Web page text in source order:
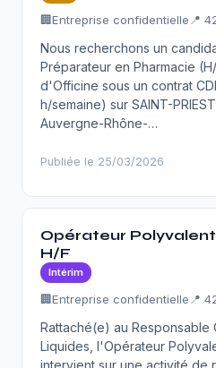
🏢Entreprise confidentielle 📍
Nous recherchons un
Préparateur en Pharmacie
d'Officine sous un contrat
h/semaine) sur SAINT-
Auvergne-Rhône-…
Publiée le 25/03/2026
Opérateur
H/F
Intérim
🏢Entreprise confidentielle 📍
Rattaché(e) au Responsable
Liquides, l'Opérateur
intervient sur une activité de